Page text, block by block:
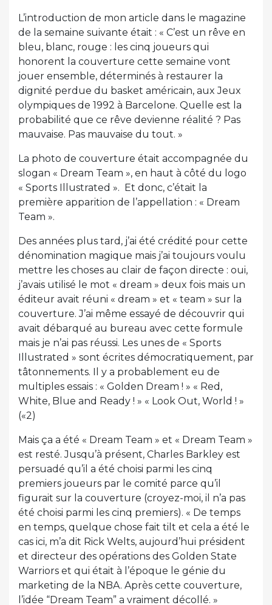
L’introduction de mon article dans le magazine
de la semaine suivante était : « C’est un rêve en
bleu, blanc, rouge : les cinq joueurs qui
honorent la couverture cette semaine vont
jouer ensemble, déterminés à restaurer la
dignité perdue du basket américain, aux Jeux
olympiques de 1992 à Barcelone. Quelle est la
probabilité que ce rêve devienne réalité ? Pas
mauvaise. Pas mauvaise du tout. »
La photo de couverture était accompagnée du
slogan « Dream Team », en haut à côté du logo
« Sports Illustrated ». Et donc, c’était la
première apparition de l’appellation : « Dream
Team ».
Des années plus tard, j’ai été crédité pour cette
dénomination magique mais j’ai toujours voulu
mettre les choses au clair de façon directe : oui,
j’avais utilisé le mot « dream » deux fois mais un
éditeur avait réuni « dream » et « team » sur la
couverture. J’ai même essayé de découvrir qui
avait débarqué au bureau avec cette formule
mais je n’ai pas réussi. Les unes de « Sports
Illustrated » sont écrites démocratiquement, par
tâtonnements. Il y a probablement eu de
multiples essais : « Golden Dream ! » « Red,
White, Blue and Ready ! » « Look Out, World ! »
(«2)
Mais ça a été « Dream Team » et « Dream Team »
est resté. Jusqu’à présent, Charles Barkley est
persuadé qu’il a été choisi parmi les cinq
premiers joueurs par le comité parce qu’il
figurait sur la couverture (croyez-moi, il n’a pas
été choisi parmi les cinq premiers). « De temps
en temps, quelque chose fait tilt et cela a été le
cas ici, m’a dit Rick Welts, aujourd’hui président
et directeur des opérations des Golden State
Warriors et qui était à l’époque le génie du
marketing de la NBA. Après cette couverture,
l’idée “Dream Team” a vraiment décollé. »